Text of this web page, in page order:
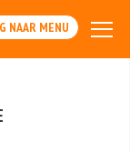
NAAR MENU